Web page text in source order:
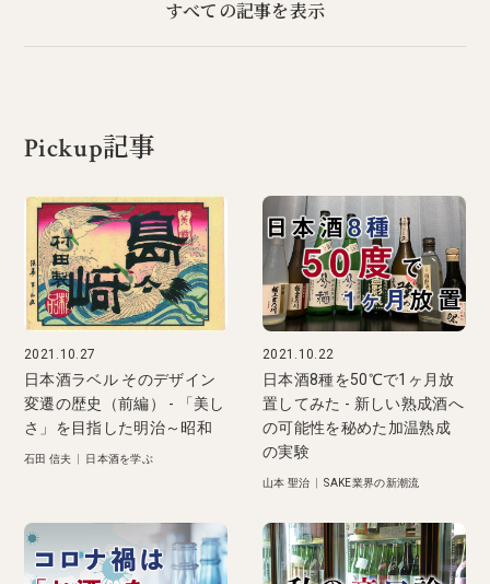
すべての記事を表示
Pickup記事
2021.10.27
日本酒ラベル そのデザイン
変遷の歴史（前編） - 「美し
さ」を目指した明治～昭和
石田 信夫 日本酒を学ぶ
2021.10.22
日本酒8種を50℃で1ヶ月放
置してみた - 新しい熟成酒へ
の可能性を秘めた加温熟成
の実験
山本 聖治 |SAKE業界の新潮流